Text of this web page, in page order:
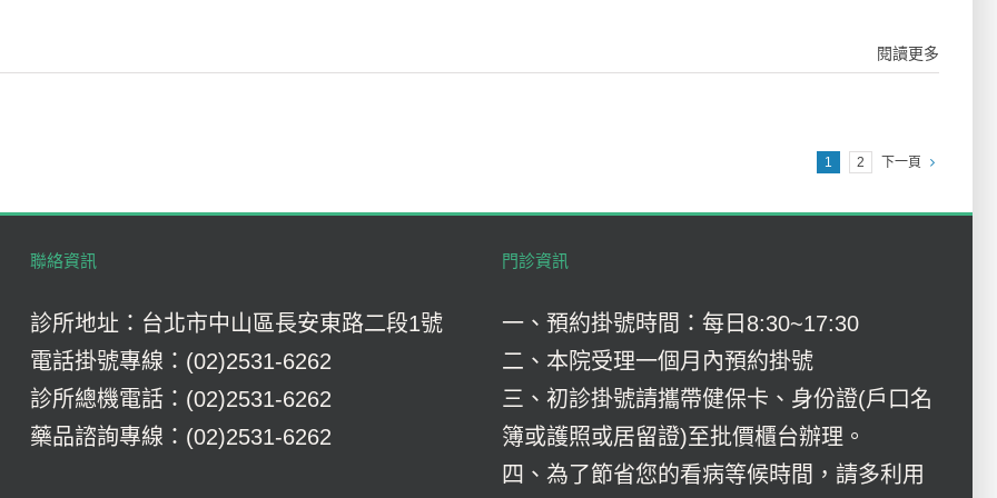
閱讀更多
1 2 下一頁
聯絡資訊
診所地址：台北市中山區長安東路二段1號
電話掛號專線：(02)2531-6262
診所總機電話：(02)2531-6262
藥品諮詢專線：(02)2531-6262
門診資訊
一、預約掛號時間：每日8:30~17:30
二、本院受理一個月內預約掛號
三、初診掛號請攜帶健保卡、身份證(戶口名
簿或護照或居留證)至批價櫃台辦理。
四、為了節省您的看病等候時間，請多利用